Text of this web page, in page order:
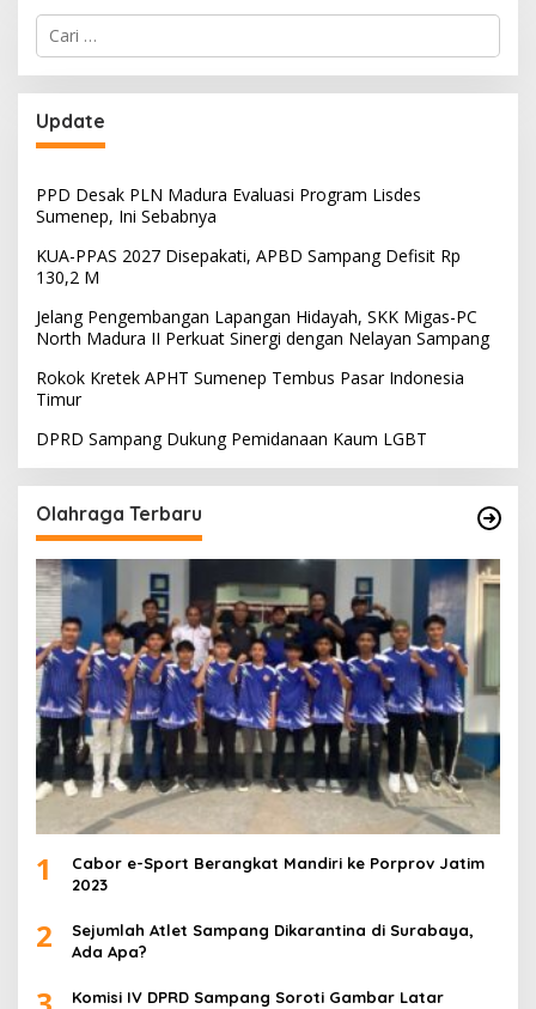
Cari
untuk:
Update
PPD Desak PLN Madura Evaluasi Program Lisdes
Sumenep, Ini Sebabnya
KUA-PPAS 2027 Disepakati, APBD Sampang Defisit Rp
130,2 M
Jelang Pengembangan Lapangan Hidayah, SKK Migas-PC
North Madura II Perkuat Sinergi dengan Nelayan Sampang
Rokok Kretek APHT Sumenep Tembus Pasar Indonesia
Timur
DPRD Sampang Dukung Pemidanaan Kaum LGBT
Olahraga Terbaru
1
Cabor e-Sport Berangkat Mandiri ke Porprov Jatim
2023
2
Sejumlah Atlet Sampang Dikarantina di Surabaya,
Ada Apa?
Komisi IV DPRD Sampang Soroti Gambar Latar